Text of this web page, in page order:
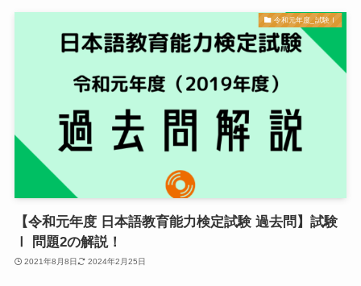
令和元年度_試験Ⅰ
【令和元年度 日本語教育能力検定試験 過去問】試験
Ⅰ 問題2の解説！
2021年8月8日 2024年2月25日